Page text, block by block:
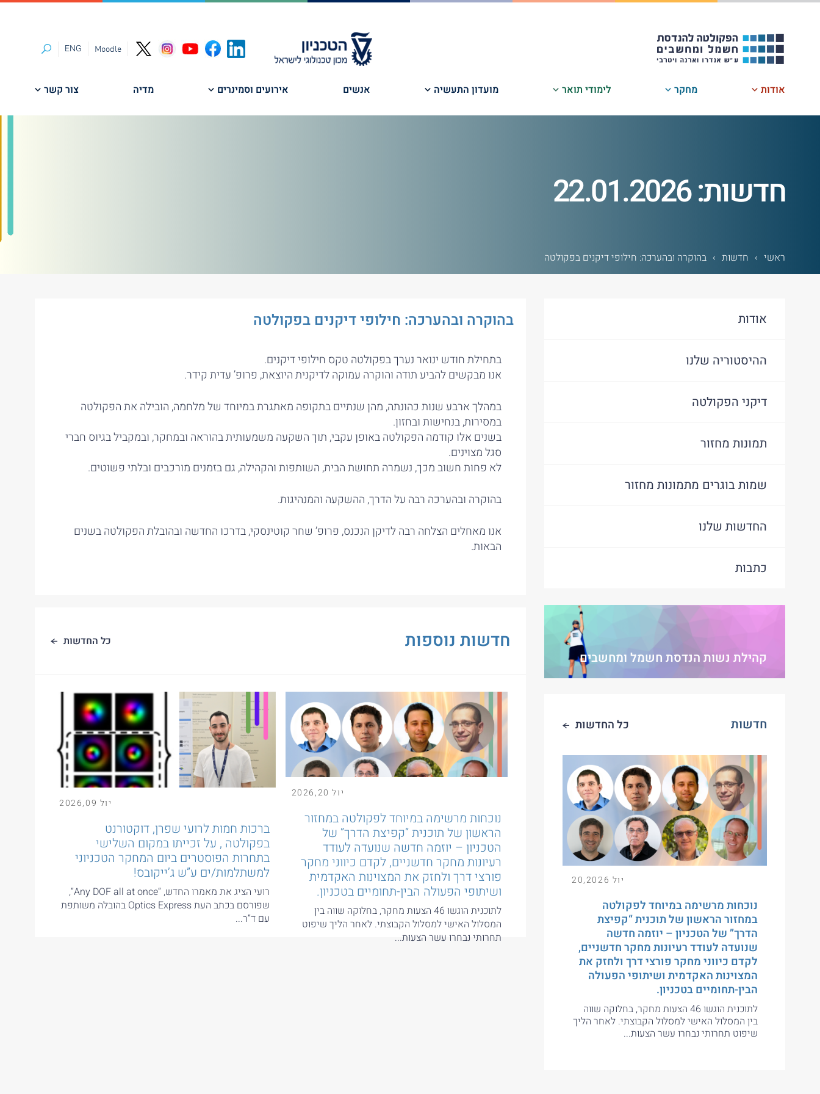
דלג
Moodle
ENG חיפוש
אודות מחקר לימודי תואר מועדון התעשיה אנשים אירועים וסמינרים מדיה צור קשר
חדשות: 22.01.2026
ראשי › חדשות › בהוקרה ובהערכה: חילופי דיקנים בפקולטה
אודות
ההיסטוריה שלנו
דיקני הפקולטה
תמונות מחזור
שמות בוגרים מתמונות מחזור
החדשות שלנו
כתבות
קהילת נשות הנדסת חשמל ומחשבים
חדשות כל החדשות
יול 20,2026
נוכחות מרשימה במיוחד לפקולטה
במחזור הראשון של תוכנית “קפיצת
הדרך” של הטכניון – יוזמה חדשה
שנועדה לעודד רעיונות מחקר חדשניים,
לקדם כיווני מחקר פורצי דרך ולחזק את
המצוינות האקדמית ושיתופי הפעולה
הבין-תחומיים בטכניון.
לתוכנית הוגשו 46 הצעות מחקר, בחלוקה שווה
בין המסלול האישי למסלול הקבוצתי. לאחר הליך
שיפוט תחרותי נבחרו עשר הצעות...
בהוקרה ובהערכה: חילופי דיקנים בפקולטה
בתחילת חודש ינואר נערך בפקולטה טקס חילופי דיקנים.
אנו מבקשים להביע תודה והוקרה עמוקה לדיקנית היוצאת, פרופ’ עדית קידר.
במהלך ארבע שנות כהונתה, מהן שנתיים בתקופה מאתגרת במיוחד של מלחמה, הובילה את הפקולטה
במסירות, בנחישות ובחזון.
בשנים אלו קודמה הפקולטה באופן עקבי, תוך השקעה משמעותית בהוראה ובמחקר, ובמקביל בגיוס חברי
סגל מצוינים.
לא פחות חשוב מכך, נשמרה תחושת הבית, השותפות והקהילה, גם בזמנים מורכבים ובלתי פשוטים.
בהוקרה ובהערכה רבה על הדרך, ההשקעה והמנהיגות.
אנו מאחלים הצלחה רבה לדיקן הנכנס, פרופ’ שחר קוטינסקי, בדרכו החדשה ובהובלת הפקולטה בשנים
הבאות.
חדשות נוספות כל החדשות
יול 20
,
2026
נוכחות מרשימה במיוחד לפקולטה במחזור
הראשון של תוכנית “קפיצת הדרך” של
הטכניון – יוזמה חדשה שנועדה לעודד
רעיונות מחקר חדשניים, לקדם כיווני מחקר
פורצי דרך ולחזק את המצוינות האקדמית
ושיתופי הפעולה הבין-תחומיים בטכניון.
לתוכנית הוגשו 46 הצעות מחקר, בחלוקה שווה בין
המסלול האישי למסלול הקבוצתי. לאחר הליך שיפוט
תחרותי נבחרו עשר הצעות...
יול 09
,
2026
ברכות חמות לרועי שפרן, דוקטורנט
בפקולטה , על זכייתו במקום השלישי
בתחרות הפוסטרים ביום המחקר הטכניוני
למשתלמות/ים ע”ש ג’ייקובס!
רועי הציג את מאמרו החדש, “Any DOF all at once”,
שפורסם בכתב העת Optics Express בהובלה משותפת
עם ד”ר...